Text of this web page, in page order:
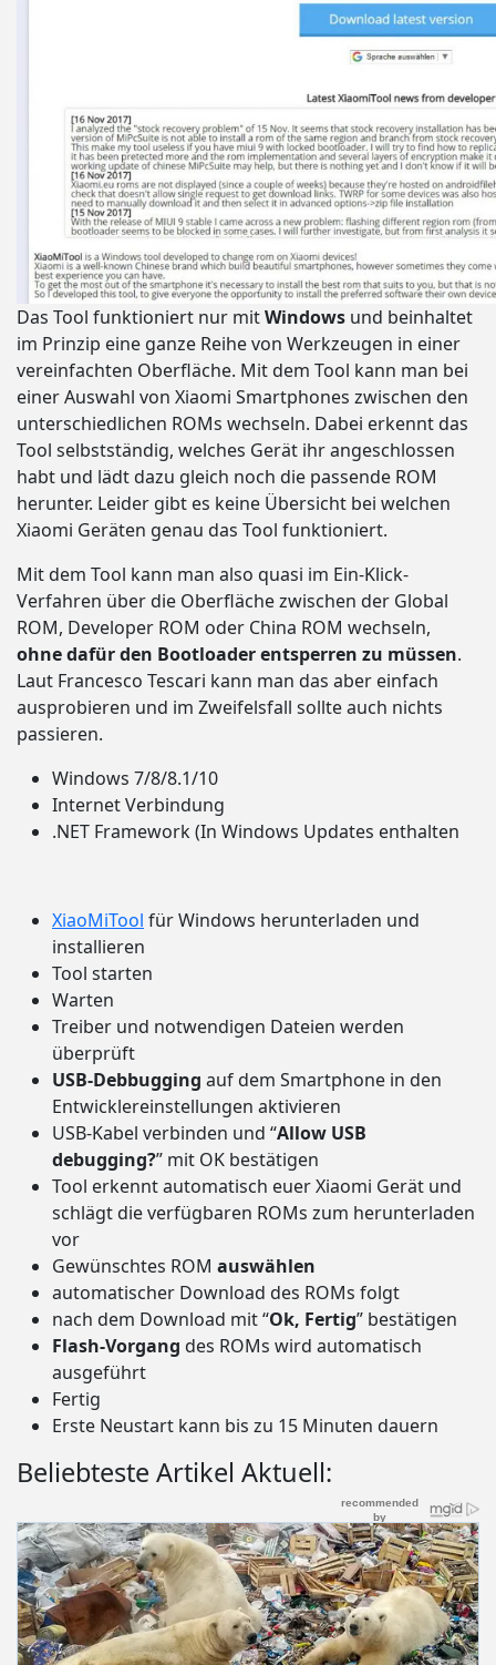
Das Tool funktioniert nur mitWindows und beinhaltet
im Prinzip eine ganze Reihe von Werkzeugen in einer
vereinfachten Oberfläche. Mit dem Tool kann man bei
einer Auswahl von Xiaomi Smartphones zwischen den
unterschiedlichen ROMs wechseln. Dabei erkennt das
Tool selbstständig, welches Gerät ihr angeschlossen
habt und lädt dazu gleich noch die passende ROM
herunter. Leider gibt es keine Übersicht bei welchen
Xiaomi Geräten genau das Tool funktioniert.
Mit dem Tool kann man also quasi im Ein-Klick-
Verfahren über die Oberfläche zwischen der Global
ROM, Developer ROM oder China ROM wechseln,
ohnedafür den Bootloader entsperren zu müssen.
Laut Francesco Tescari kann man das aber einfach
ausprobieren und im Zweifelsfall sollte auch nichts
passieren.
Windows 7/8/8.1/10
Internet Verbindung
.NET Framework (In Windows Updates enthalten
XiaoMiTool für Windows herunterladen und
installieren
Tool starten
Warten
Treiber und notwendigen Dateien werden
überprüft
USB-Debbugging auf dem Smartphone in den
Entwicklereinstellungen aktivieren
USB-Kabel verbinden und “Allow USB
debugging?” mit OK bestätigen
Tool erkennt automatisch euer Xiaomi Gerät und
schlägt die verfügbaren ROMs zum herunterladen
vor
Gewünschtes ROM auswählen
automatischer Download des ROMs folgt
nach dem Download mit “Ok, Fertig” bestätigen
Flash-Vorgang des ROMs wird automatisch
ausgeführt
Fertig
Erste Neustart kann bis zu 15 Minuten dauern
Beliebteste Artikel Aktuell: